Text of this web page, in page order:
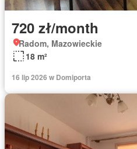
720 zł/month
Radom, Mazowieckie
18 m²
16 lip 2026 w Domiporta